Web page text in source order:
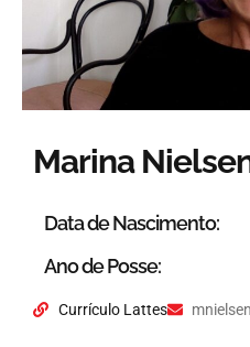
Marina
Data de Nascimento:
Ano de Posse:
Currículo Lattes